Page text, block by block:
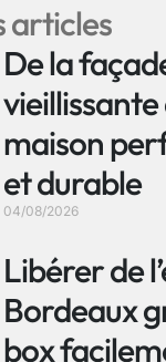
articles
De la
vieillissante
maison
et durable
04/08/2026
Libérer de
Bordeaux
box